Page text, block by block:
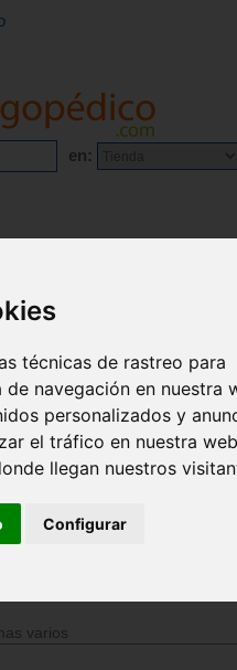
técnicas de rastreo para
navegación en nuestra
personalizados y
el tráfico en nuestra
llegan nuestros
Configurar
en:
varios